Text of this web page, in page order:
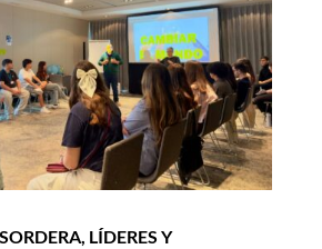
LÍDERES Y